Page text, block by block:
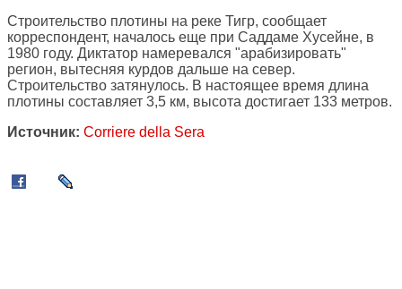
Строительство плотины на реке Тигр, сообщает
корреспондент, началось еще при Саддаме Хусейне, в
1980 году. Диктатор намеревался "арабизировать"
регион, вытесняя курдов дальше на север.
Строительство затянулось. В настоящее время длина
плотины составляет 3,5 км, высота достигает 133 метров.
Источник: Corriere della Sera